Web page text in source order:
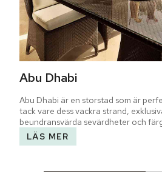
Abu Dhabi
Abu Dhabi är en storstad som är
tack vare dess vackra strand,
beundransvärda sevärdheter och
LÄS MER